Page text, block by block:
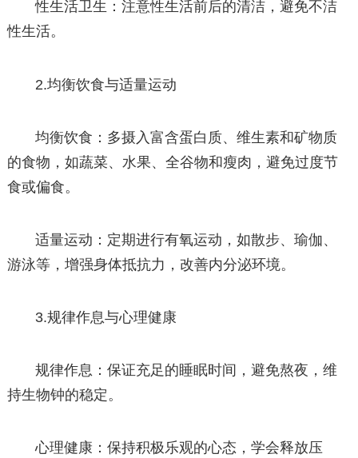
性生活卫生：注意性生活前后的清洁，避免不洁
性生活。
2.均衡饮食与适量运动
均衡饮食：多摄入富含蛋白质、维生素和矿物质
的食物，如蔬菜、水果、全谷物和瘦肉，避免过度节
食或偏食。
适量运动：定期进行有氧运动，如散步、瑜伽、
游泳等，增强身体抵抗力，改善内分泌环境。
3.规律作息与心理健康
规律作息：保证充足的睡眠时间，避免熬夜，维
持生物钟的稳定。
心理健康：保持积极乐观的心态，学会释放压